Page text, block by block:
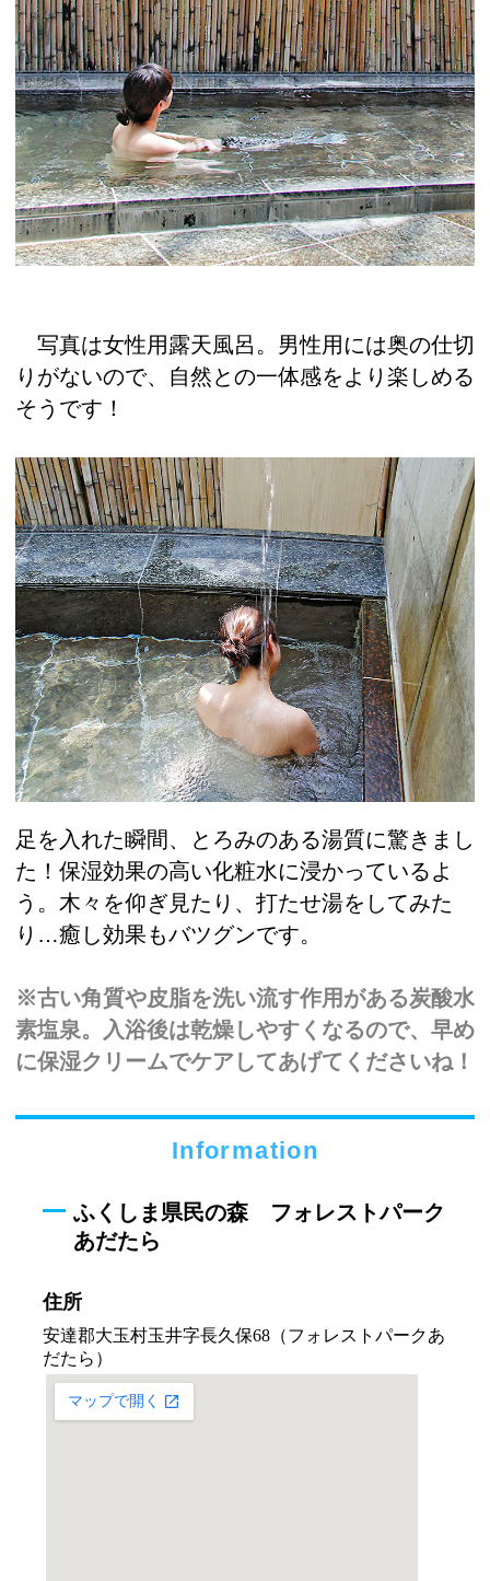
写真は女性用露天風呂。男性用には奥の仕切
りがないので、自然との一体感をより楽しめる
そうです！
足を入れた瞬間、とろみのある湯質に驚きまし
た！保湿効果の高い化粧水に浸かっているよ
う。木々を仰ぎ見たり、打たせ湯をしてみた
り…癒し効果もバツグンです。
※古い角質や皮脂を洗い流す作用がある炭酸水
素塩泉。入浴後は乾燥しやすくなるので、早め
に保湿クリームでケアしてあげてくださいね！
Information
ふくしま県民の森 フォレストパーク
あだたら
住所